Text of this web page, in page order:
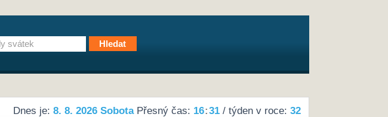
Dnes je: 8. 8. 2026 SobotaPřesný čas: 16:31/ týden v roce: 32